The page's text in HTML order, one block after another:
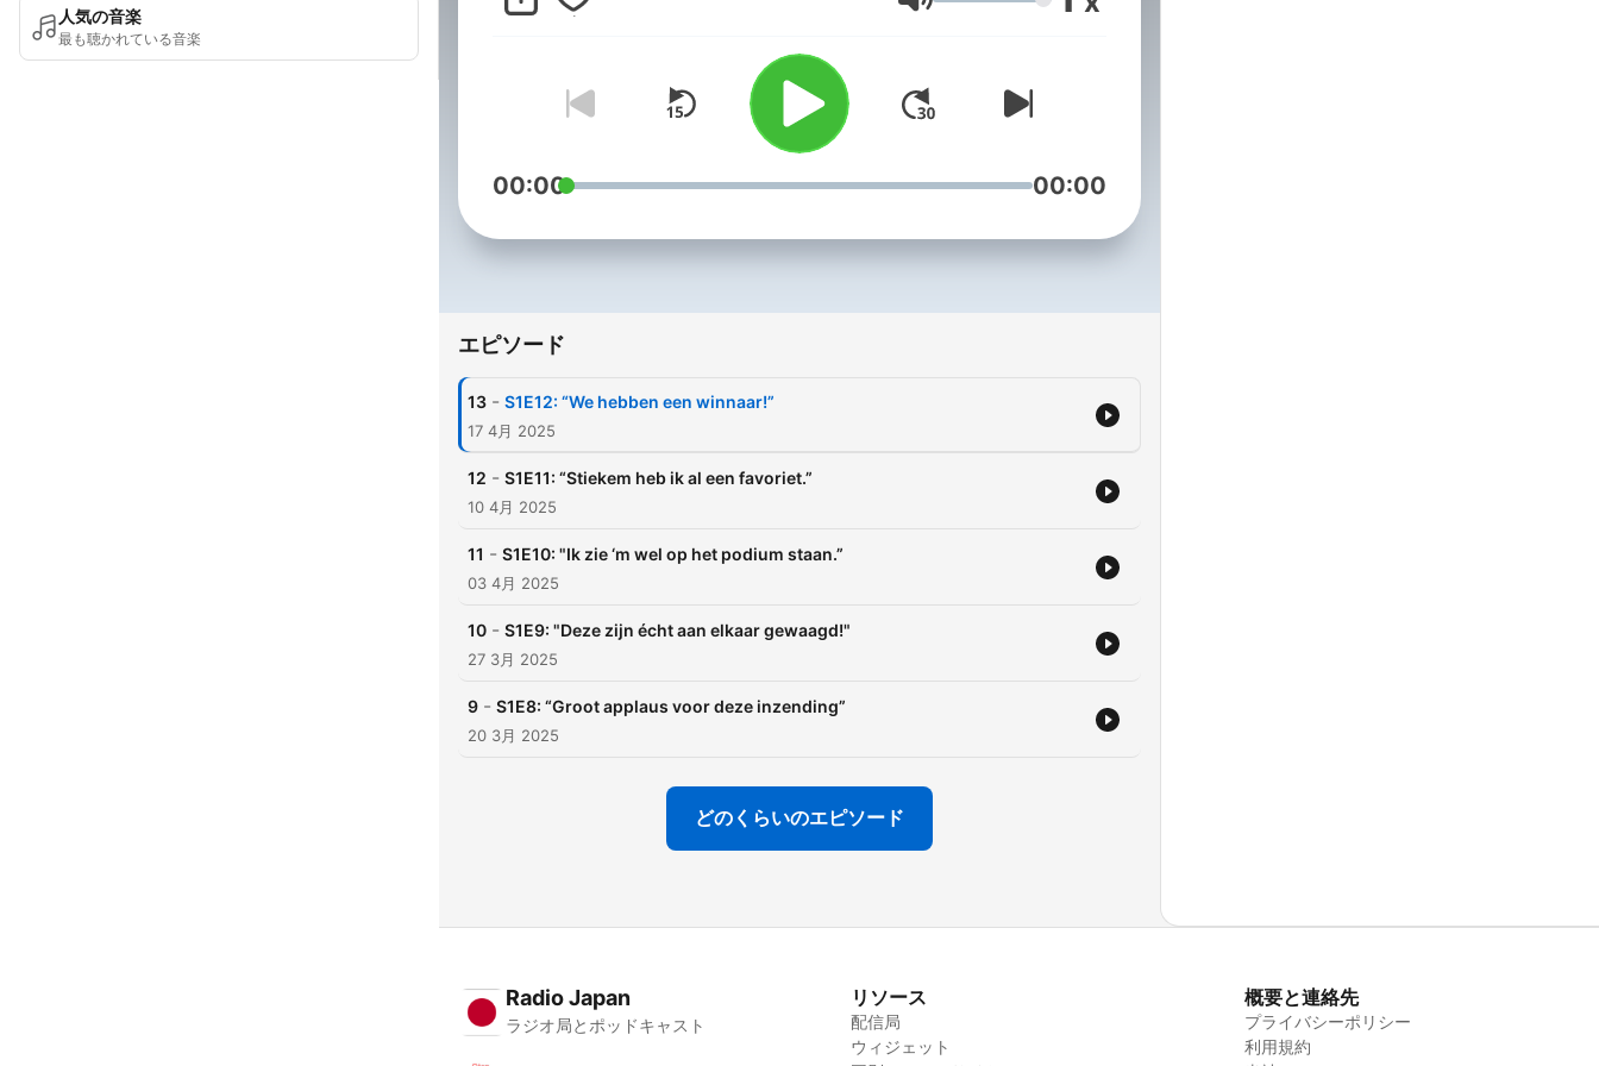
人気の音楽
最も聴かれている音楽
音量
00:00 00:00
エピソード
13 - S1E12: “We hebben een winnaar!”
17 4月 2025
12 - S1E11: “Stiekem heb ik al een favoriet.”
10 4月 2025
11 - S1E10: "Ik zie ‘m wel op het podium staan.”
03 4月 2025
10 - S1E9: "Deze zijn écht aan elkaar gewaagd!"
27 3月 2025
9 - S1E8: “Groot applaus voor deze inzending”
20 3月 2025
どのくらいのエピソード
Radio Japan
ラジオ局とポッドキャスト
リソース
配信局
ウィジェット
概要と連絡先
プライバシーポリシー
利用規約